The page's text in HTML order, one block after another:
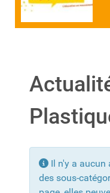
Info
Il n'y a aucun
des sous-